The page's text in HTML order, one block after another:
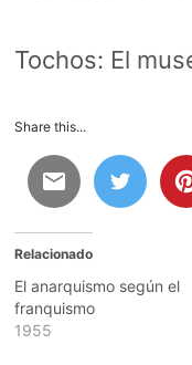
Tochos: El
Share this...
Relacionado
El anarquismo según el
franquismo
1955